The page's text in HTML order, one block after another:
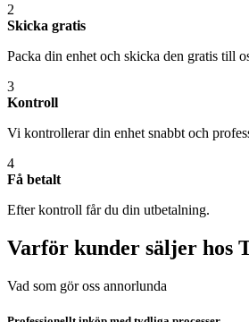
2
Skicka gratis
Packa din enhet och skicka den gratis till
3
Kontroll
Vi kontrollerar din enhet snabbt och
4
Få betalt
Efter kontroll får du din utbetalning.
Varför kunder säljer hos
Vad som gör oss annorlunda